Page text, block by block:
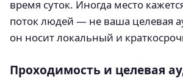
время суток. Иногда место
поток людей — не ваша целевая
он носит локальный и
Проходимость и целевая